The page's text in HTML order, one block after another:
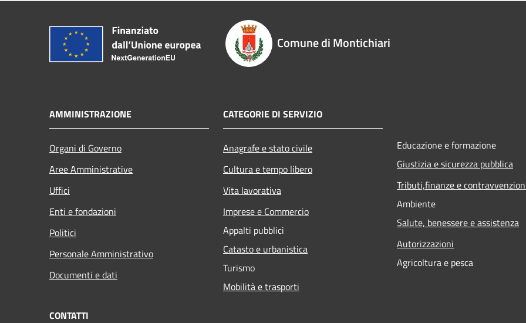
Comune di Montichiari
AMMINISTRAZIONE
Organi di Governo
Aree Amministrative
Uffici
Enti e fondazioni
Politici
Personale Amministrativo
Documenti e dati
CATEGORIE DI SERVIZIO
Anagrafe e stato civile
Cultura e tempo libero
Vita lavorativa
Imprese e Commercio
Appalti pubblici
Catasto e urbanistica
Turismo
Mobilità e trasporti
Educazione e formazione
Giustizia e sicurezza pubblica
Tributi,finanze e
Ambiente
Salute, benessere e assistenza
Autorizzazioni
Agricoltura e pesca
CONTATTI